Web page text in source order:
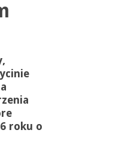
roku o